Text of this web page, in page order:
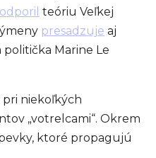
teóriu Veľkej
presadzuje aj
politička Marine Le
niekoľkých
„votrelcami“. Okrem
ktoré propagujú